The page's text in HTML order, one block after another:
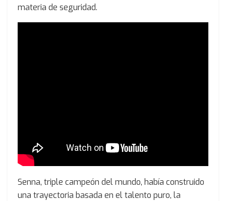
materia de seguridad.
Senna, triple campeón del mundo, había construido
una trayectoria basada en el talento puro, la